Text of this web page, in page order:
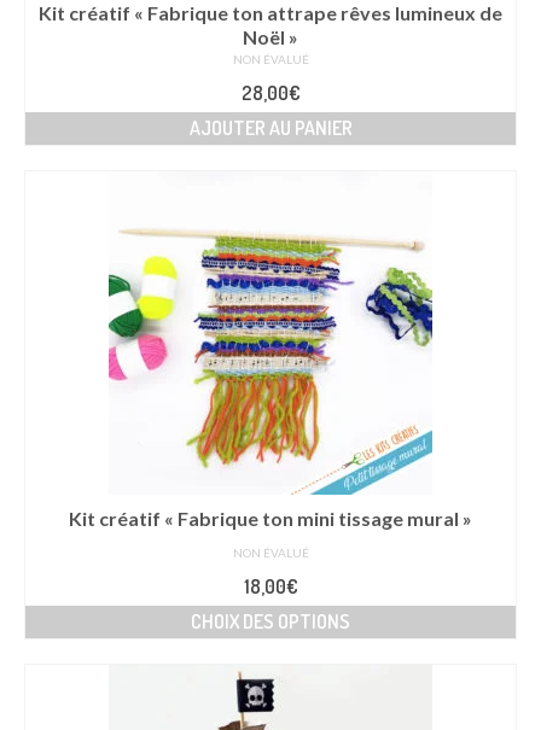
Kit créatif « Fabrique ton attrape rêves lumineux de
Noël »
NON ÉVALUÉ
28,00€
AJOUTER AU PANIER
Kit créatif « Fabrique ton mini tissage mural »
NON ÉVALUÉ
18,00€
CHOIX DES OPTIONS
produit
a
plusieurs